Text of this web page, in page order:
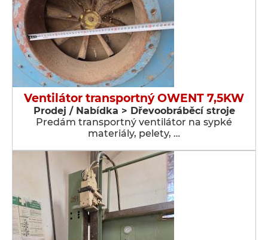
Ventilátor transportný OWENT 7,5KW
Prodej / Nabídka > Dřevoobráběcí stroje
Predám transportný ventilátor na sypké
materiály, pelety, …